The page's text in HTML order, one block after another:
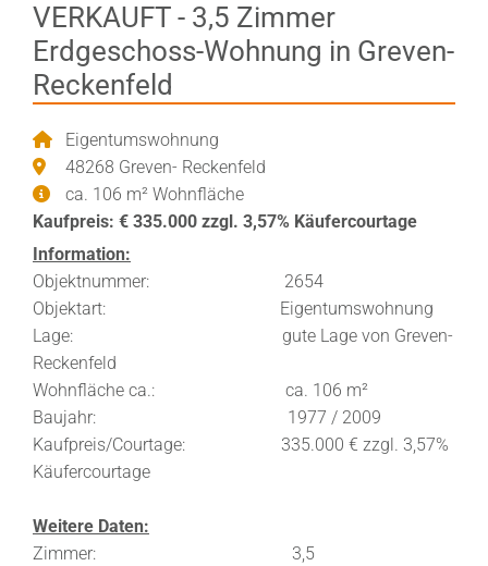
VERKAUFT - 3,5 Zimmer
Erdgeschoss-Wohnung in Greven-
Reckenfeld
Eigentumswohnung
48268 Greven- Reckenfeld
ca. 106 m² Wohnfläche
Kaufpreis: € 335.000 zzgl. 3,57% Käufercourtage
Information:
Objektnummer: 2654
Objektart: Eigentumswohnung
Lage: gute Lage von Greven-
Reckenfeld
Wohnfläche ca.: ca. 106 m²
Baujahr: 1977 / 2009
Kaufpreis/Courtage: 335.000 € zzgl. 3,57%
Käufercourtage
Weitere Daten:
Zimmer: 3,5